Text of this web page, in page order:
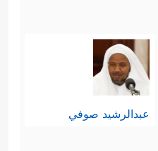
عبدالرشيد صوفي